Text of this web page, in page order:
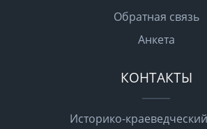
Обратная связь
Анкета
КОНТАКТЫ
Историко-